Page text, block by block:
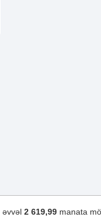
əvvəl 2 619,99 manata